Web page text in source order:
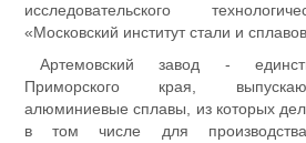
исследовательского
«Московский институт стали и
Артемовский завод -
Приморского края,
алюминиевые сплавы, из которых
в том числе для